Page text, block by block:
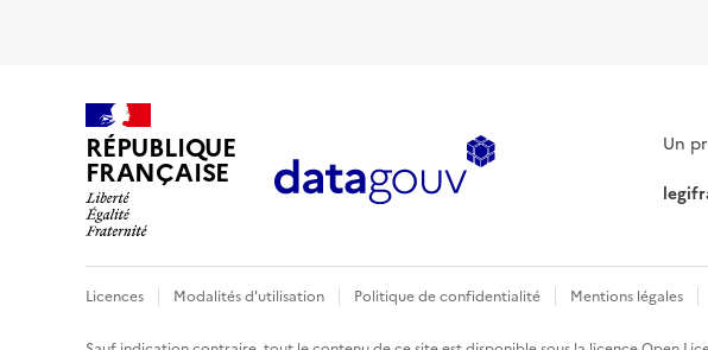
RÉPUBLIQUE
FRANÇAISE
Un
Licences Modalités d'utilisation Politique de confidentialité Mentions légales